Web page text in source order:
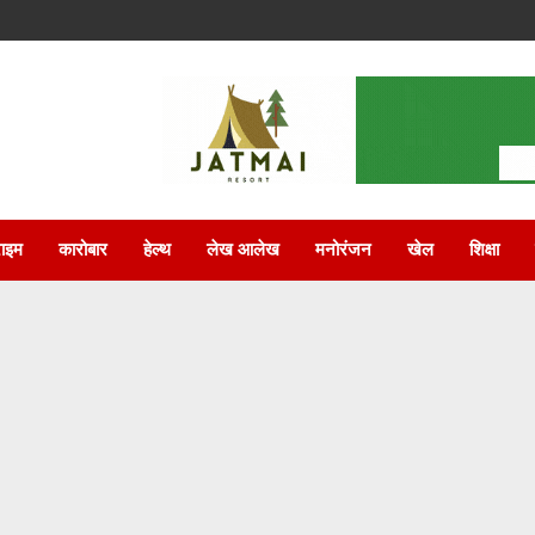
कारोबार हेल्थ लेख आलेख मनोरंजन खेल शिक्षा